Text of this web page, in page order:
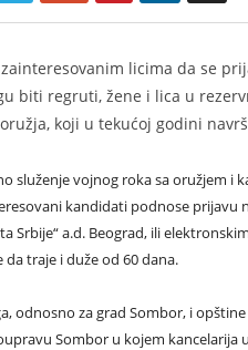
licima da se
biti regruti, žene i lica u
koji u tekućoj godini
služenje vojnog roka sa oružjem i
kandidati podnose
Srbije“ a.d. Beograd, ili
traje i duže od 60 dana.
odnosno za grad Sombor, i opštine
Sombor u kojem kancelarija